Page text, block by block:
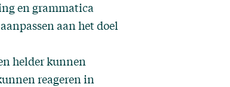
en grammatica
aan het doel
helder kunnen
reageren in